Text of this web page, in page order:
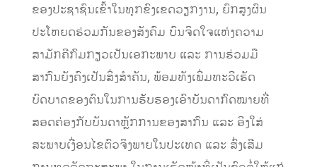
ຂອງປະຊາຊົນເຂົ້າໃນທຸກຂົງເຂດວຽກງານ, ຍົກສູງຜົນ
ປະໂຫຍດຮ່ວມກັນຂອງສັງຄົມ ບົນຈິດໃຈແຫ່ງຄວາມ
ສາມັກຄີກົມກຽວເປັນເອກະພາບ ແລະ ການຮ່ວມມື
ສາກົນຍັງຄົງເປັນສິ່ງສຳຄັນ, ພ້ອມທັງເພີ່ມທະວີເຮັດ
ບົດບາດຂອງຕົນໃນການຮັບຮອງເອົາບັນດາກົດໝາຍທີ່
ສອດຄ່ອງກັບບັນດາຫຼັກການຂອງສາກົນ ແລະ ອີງໃສ່
ສະພາບເງື່ອນໄຂຕົວຈິງພາຍໃນປະເທດ ແລະ ສົ່ງເສີມ